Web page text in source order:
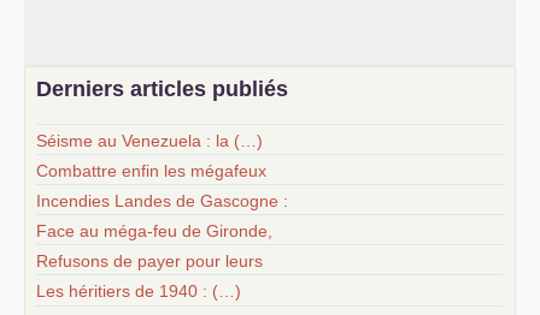
Derniers articles publiés
Séisme au Venezuela : la (…)
Combattre enfin les mégafeux
Incendies Landes de Gascogne :
Face au méga-feu de Gironde,
Refusons de payer pour leurs
Les héritiers de 1940 : (…)